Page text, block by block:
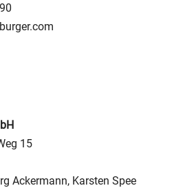
15
Ackermann, Karsten Spee